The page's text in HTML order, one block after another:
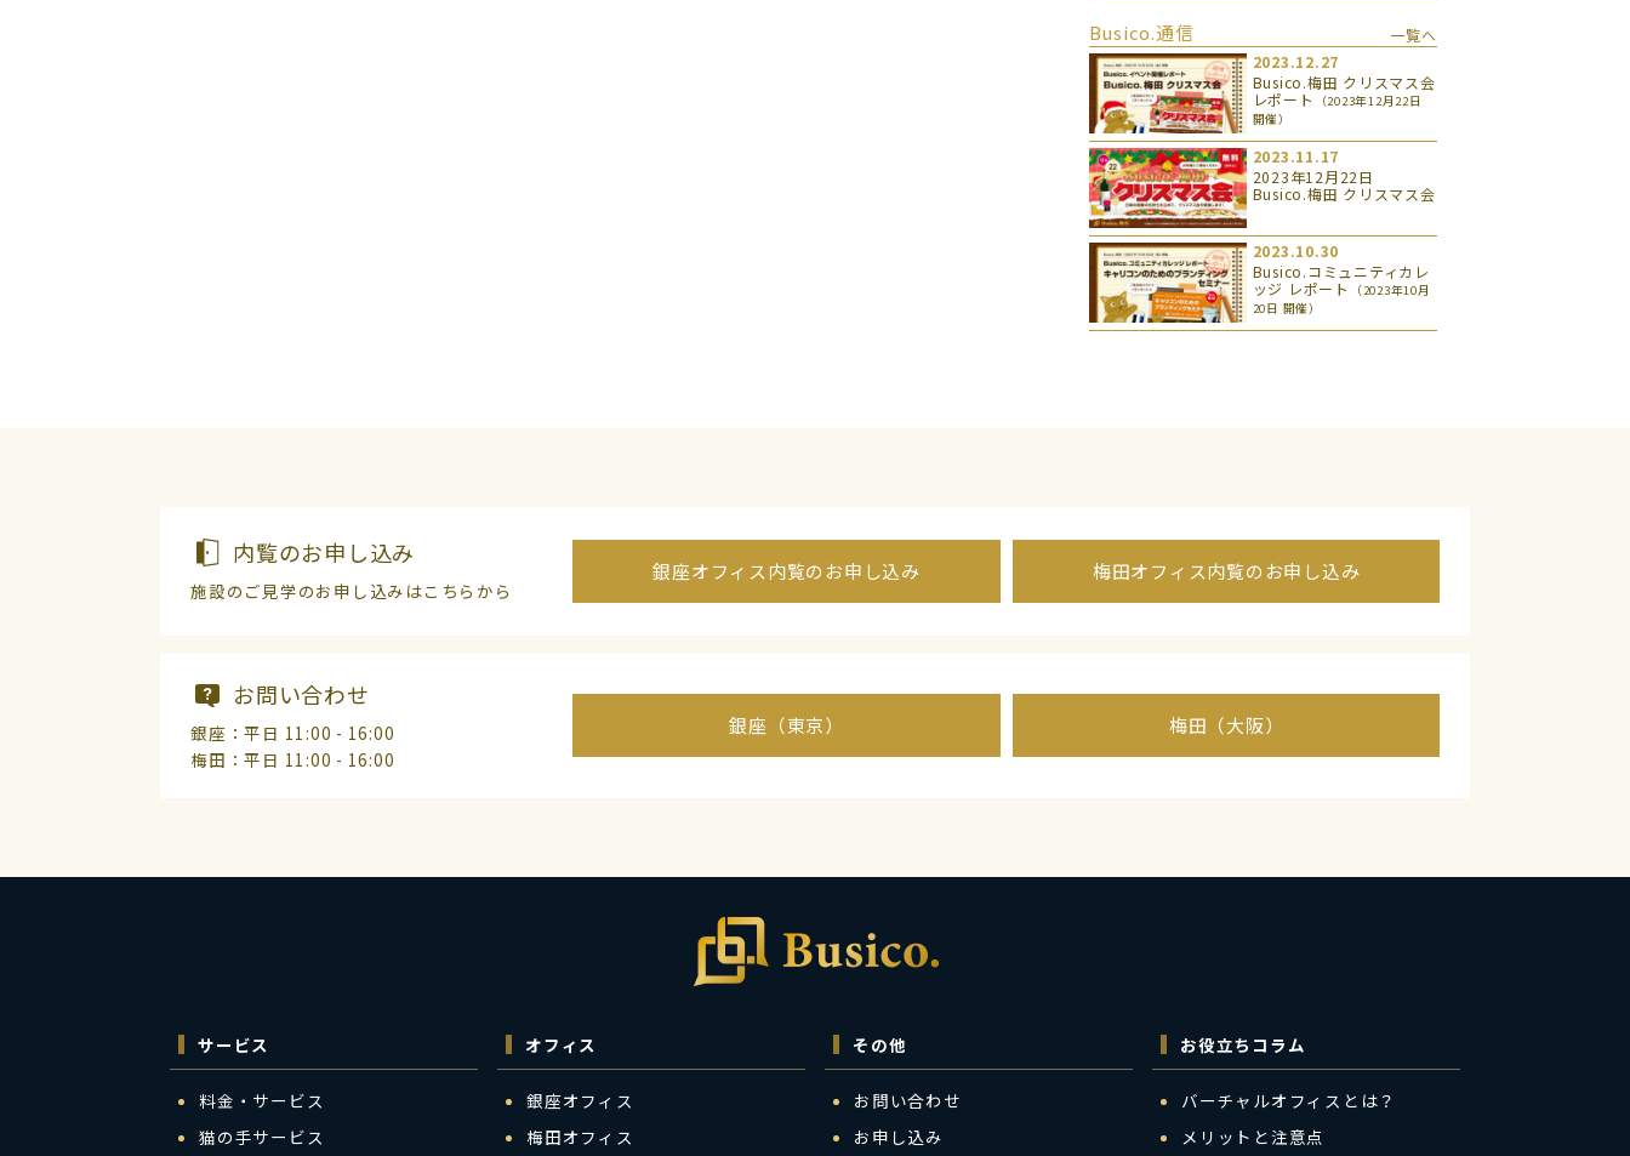
Busico.通信
一覧へ
2023.12.27
Busico.梅田 クリスマス会
レポート
（2023年12月22日
開催）
2023.11.17
2023年12月22日
Busico.梅田 クリスマス会
2023.10.30
Busico.コミュニティカレ
ッジ レポート
（2023年10月
20日 開催）
内覧のお申し込み
施設のご見学のお申し込みはこちらから
銀座オフィス内覧のお申し込み 梅田オフィス内覧のお申し込み
お問い合わせ
銀座：平日 11:00 - 16:00
梅田：平日 11:00 - 16:00
銀座（東京） 梅田（大阪）
サービス
料金・サービス
猫の手サービス
オフィス
銀座オフィス
梅田オフィス
その他
お問い合わせ
お申し込み
お役立ちコラム
バーチャルオフィスとは？
メリットと注意点